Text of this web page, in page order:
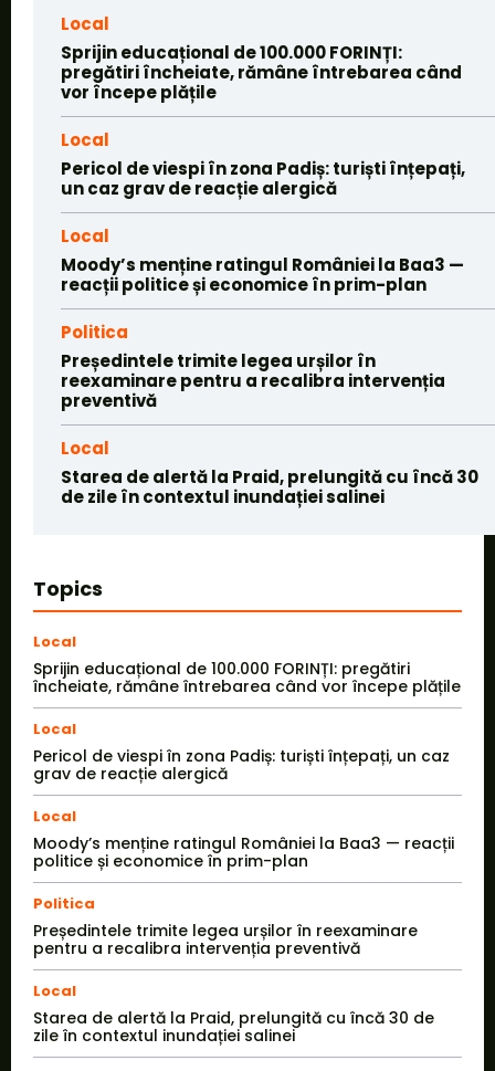
Local
Sprijin educațional de 100.000 FORINȚI:
pregătiri încheiate, rămâne întrebarea când
vor începe plățile
Local
Pericol de viespi în zona Padiș: turiști înțepați,
un caz grav de reacție alergică
Local
Moody’s menține ratingul României la Baa3 —
reacții politice și economice în prim-plan
Politica
Președintele trimite legea urșilor în
reexaminare pentru a recalibra intervenția
preventivă
Local
Starea de alertă la Praid, prelungită cu încă 30
de zile în contextul inundației salinei
Topics
Local
Sprijin educațional de 100.000 FORINȚI: pregătiri
încheiate, rămâne întrebarea când vor începe plățile
Local
Pericol de viespi în zona Padiș: turiști înțepați, un caz
grav de reacție alergică
Local
Moody’s menține ratingul României la Baa3 — reacții
politice și economice în prim-plan
Politica
Președintele trimite legea urșilor în reexaminare
pentru a recalibra intervenția preventivă
Local
Starea de alertă la Praid, prelungită cu încă 30 de
zile în contextul inundației salinei